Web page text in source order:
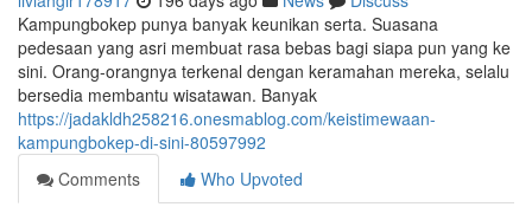
Kampungbokep punya banyak keunikan serta. Suasana
pedesaan yang asri membuat rasa bebas bagi siapa pun yang ke
sini. Orang-orangnya terkenal dengan keramahan mereka, selalu
bersedia membantu wisatawan. Banyak
https://jadakldh258216.onesmablog.com/keistimewaan-
kampungbokep-di-sini-80597992
Comments
Who Upvoted